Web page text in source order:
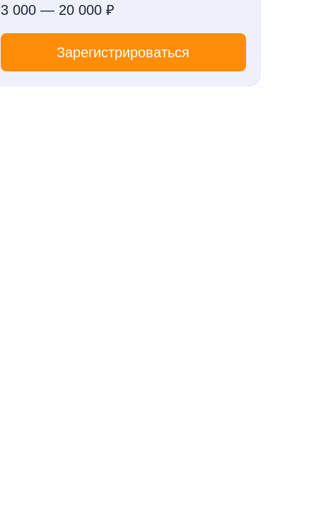
3 000 — 20 000 ₽
Зарегистрироваться